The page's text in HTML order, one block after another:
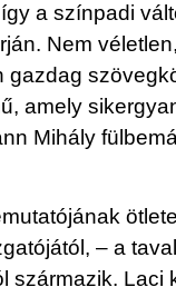
a színpadi
Nem
gazdag
amely
Mihály
– a
származik. Laci